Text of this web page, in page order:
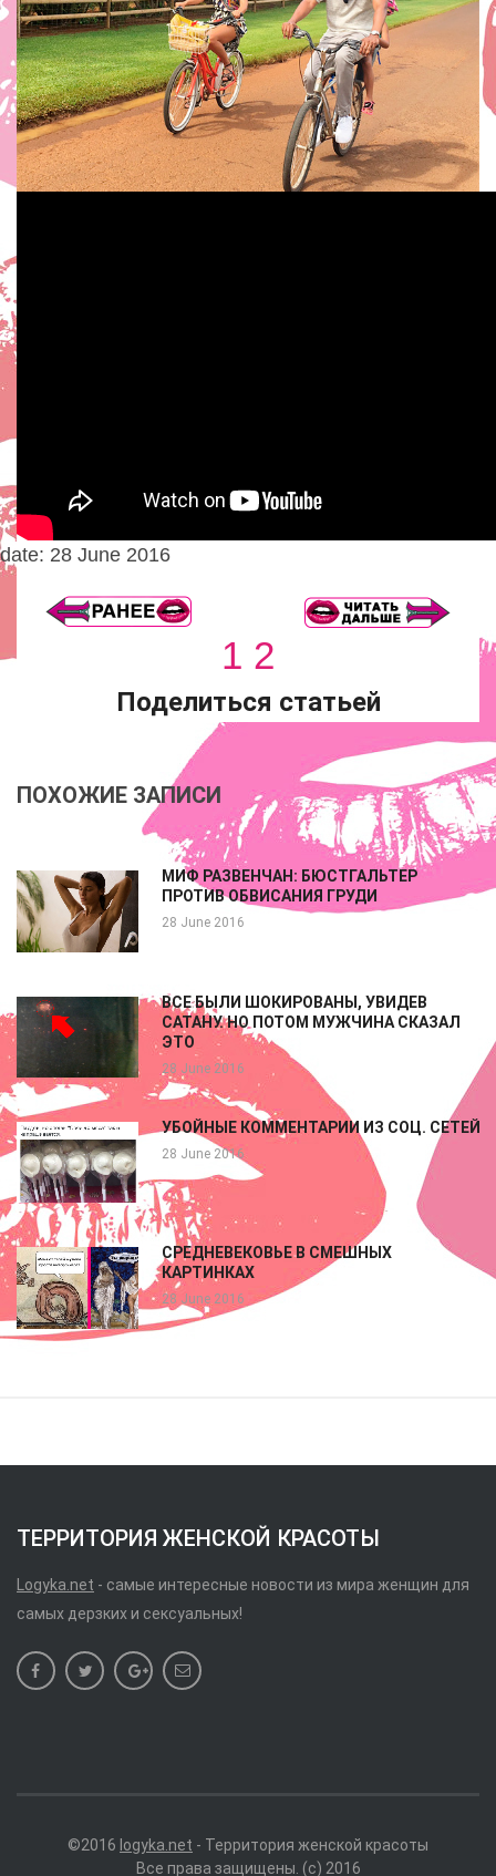
date: 28 June 2016
1 2
Поделиться статьей
ПОХОЖИЕ ЗАПИСИ
МИФ РАЗВЕНЧАН: БЮСТГАЛЬТЕР
ПРОТИВ ОБВИСАНИЯ ГРУДИ
28 June 2016
ВСЕ БЫЛИ ШОКИРОВАНЫ, УВИДЕВ
САТАНУ. НО ПОТОМ МУЖЧИНА СКАЗАЛ
ЭТО
28 June 2016
УБОЙНЫЕ КОММЕНТАРИИ ИЗ СОЦ. СЕТЕЙ
28 June 2016
СРЕДНЕВЕКОВЬЕ В СМЕШНЫХ
КАРТИНКАХ
28 June 2016
ТЕРРИТОРИЯ ЖЕНСКОЙ КРАСОТЫ
Logyka.net - самые интересные новости из мира женщин для
самых дерзких и сексуальных!
©2016 logyka.net - Территория женской красоты
Все права защищены. (c) 2016